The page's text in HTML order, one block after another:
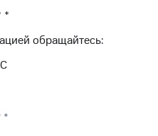
*
обращайтесь:
*